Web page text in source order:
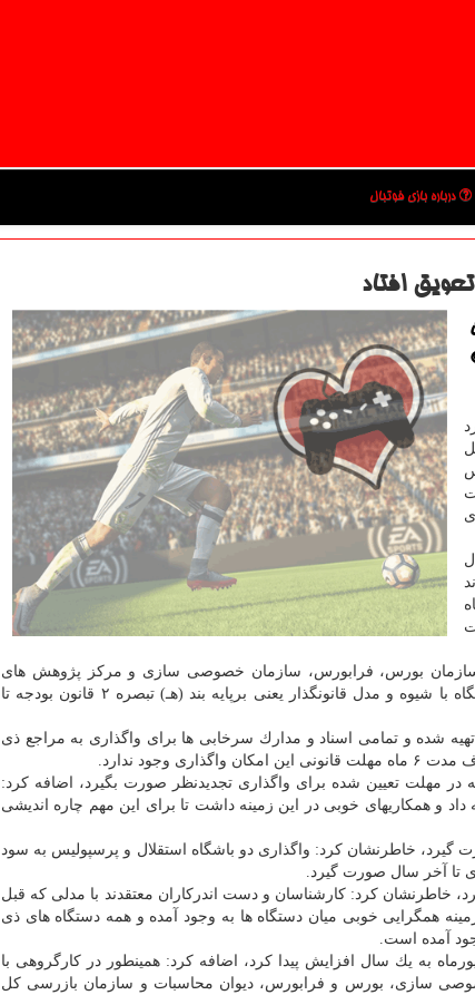
درباره بازی فوتبال
افتاد
سازمان بورس، فرابورس، سازمان خصوصی سازی و مركز پژوهش های
ها این بود كه واگذاری دو باشگاه با شیوه و مدل قانونگذار یعنی برپایه بند (هـ) تبصره ۲ قانون بودجه تا
شده و تمامی اسناد و مدارك سرخابی ها برای واگذاری به مراجع ذی
ندارد.
در مهلت تعیین شده برای واگذاری تجدیدنظر صورت بگیرد، اضافه كرد:
قانون اساسی تشكیل جلسه داد و همكاریهای خوبی در این زمینه داشت تا برای این مهم چاره اندیشی
گیرد، خاطرنشان كرد: واگذاری دو باشگاه استقلال و پرسپولیس به سود
تا آخر سال صورت گیرد.
خاطرنشان كرد: كارشناسان و دست اندركاران معتقدند با مدلی كه قبل
همگرایی خوبی میان دستگاه ها به وجود آمده و همه دستگاه های ذی
آمده است.
بر این اساس، زمان ۶ ماهه تا آخر شهریورماه به یك سال افزایش پیدا كرد، اضافه كرد: همینطور در كارگروهی با
سازی، بورس و فرابورس، دیوان محاسبات و سازمان بازرسی كل